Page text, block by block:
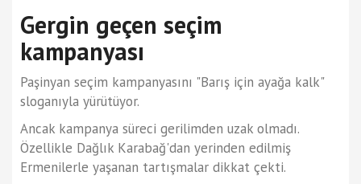
Gergin geçen seçim
kampanyası
Paşinyan seçim kampanyasını "Barış için ayağa kalk"
sloganıyla yürütüyor.
Ancak kampanya süreci gerilimden uzak olmadı.
Özellikle Dağlık Karabağ'dan yerinden edilmiş
Ermenilerle yaşanan tartışmalar dikkat çekti.